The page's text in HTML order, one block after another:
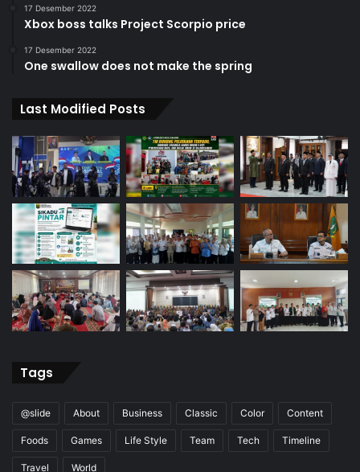
17 Desember 2022
Xbox boss talks Project Scorpio price
17 Desember 2022
One swallow does not make the spring
Last Modified Posts
Tags
@slide About Business Classic Color Content
Foods Games Life Style Team Tech Timeline
Travel World